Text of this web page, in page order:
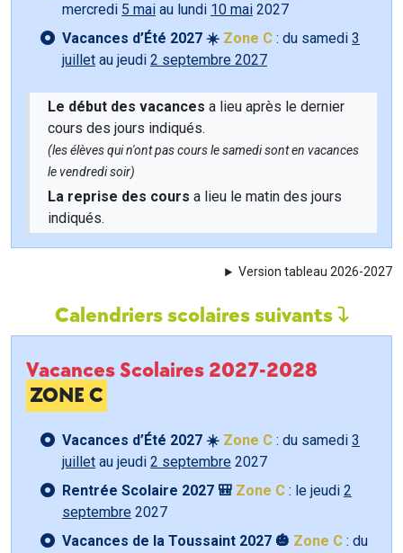
mercredi 5 mai au lundi 10 mai 2027
Vacances d’Été 2027 ☀️ Zone C : du samedi 3
juillet au jeudi 2 septembre 2027
Le début des vacances a lieu après le dernier
cours des jours indiqués.
(les élèves qui n'ont pas cours le samedi sont en vacances
le vendredi soir)
La reprise des cours a lieu le matin des jours
indiqués.
Version tableau 2026-2027
Calendriers scolaires suivants
Vacances Scolaires 2027-2028
ZONE C
Vacances d’Été 2027 ☀️ Zone C : du samedi 3
juillet au jeudi 2 septembre 2027
Rentrée Scolaire 2027 🎒 Zone C : le jeudi 2
septembre 2027
Vacances de la Toussaint 2027 🎃 Zone C : du